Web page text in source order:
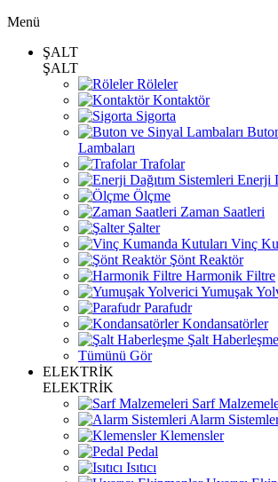
Menü
ŞALT
ŞALT
Röleler
Kontaktör
Sigorta
Lambaları
Trafolar
Enerji
Ölçme
Zaman Saatleri
Şalter
Vinç
Şönt Reaktör
Harmonik Filtre
Yumuşak
Parafudr
Kondansatörler
Şalt Haberleşme
Tümünü Gör
ELEKTRİK
ELEKTRİK
Sarf
Alarm
Klemensler
Pedal
Isıtıcı